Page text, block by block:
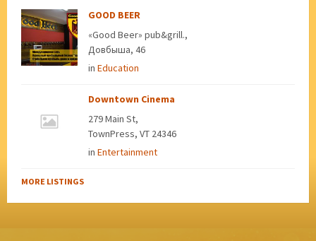
GOOD BEER
«Good Beer» pub&grill.,
Довбыша, 46
in Education
Downtown Cinema
279 Main St,
TownPress, VT 24346
in Entertainment
MORE LISTINGS